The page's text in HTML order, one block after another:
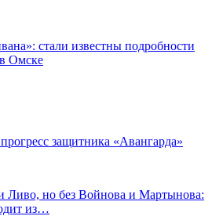
стали известны подробности
Омске
защитника «Авангарда»
Ливо, но без Войнова и Мартынова:
из…